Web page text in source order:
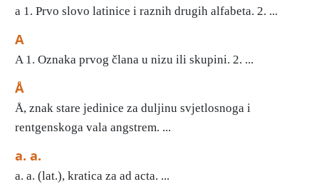
a 1. Prvo slovo latinice i raznih drugih alfabeta. 2. ...
A
A 1. Oznaka prvog člana u nizu ili skupini. 2. ...
Å
Å, znak stare jedinice za duljinu svjetlosnoga i
rentgenskoga vala angstrem. ...
a. a.
a. a. (lat.), kratica za ad acta. ...